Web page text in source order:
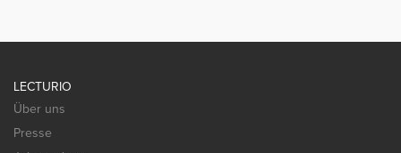
LECTURIO
Über uns
Presse